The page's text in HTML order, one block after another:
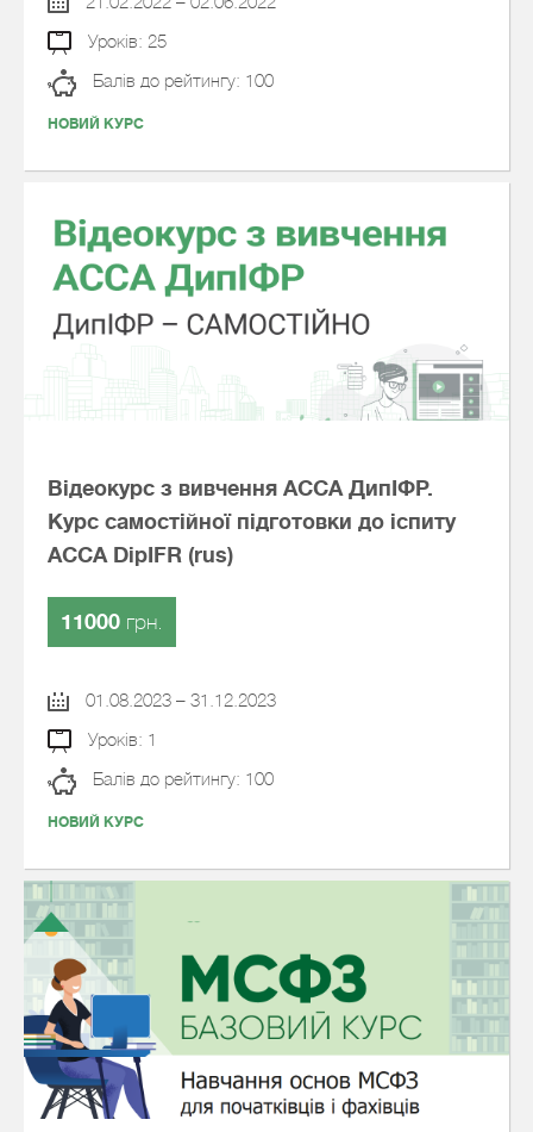
Уроків: 25
Балів до рейтингу: 100
НОВИЙ КУРС
Відеокурс з вивчення АССА ДипІФР.
Курс самостійної підготовки до іспиту
АССА DipIFR (rus)
11000 грн.
01.08.2023 – 31.12.2023
Уроків: 1
Балів до рейтингу: 100
НОВИЙ КУРС